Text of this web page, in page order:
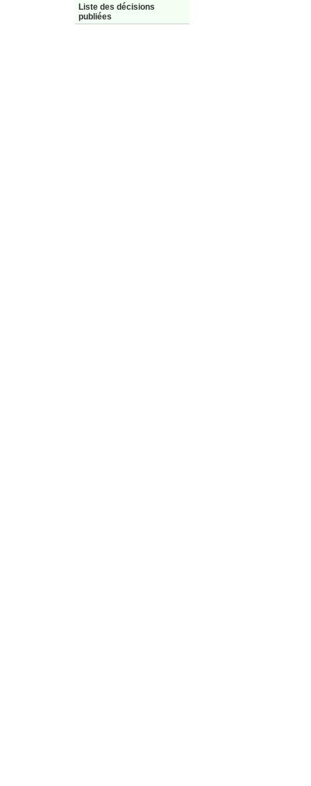
Liste des décisions
publiées